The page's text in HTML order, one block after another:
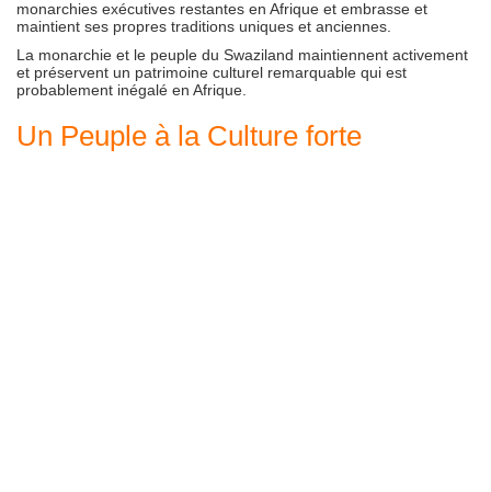
monarchies exécutives restantes en Afrique et embrasse et
maintient ses propres traditions uniques et anciennes.
La monarchie et le peuple du Swaziland maintiennent activement
et préservent un patrimoine culturel remarquable qui est
probablement inégalé en Afrique.
Un Peuple à la Culture forte